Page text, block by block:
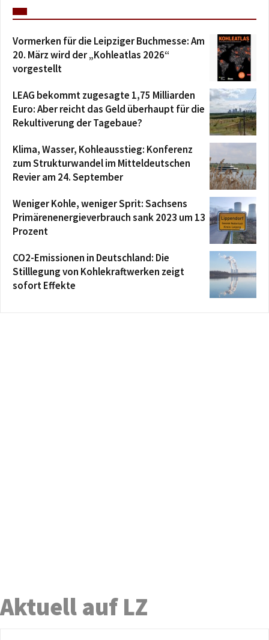
Vormerken für die Leipziger Buchmesse: Am
20. März wird der „Kohleatlas 2026“
vorgestellt
LEAG bekommt zugesagte 1,75 Milliarden
Euro: Aber reicht das Geld überhaupt für die
Rekultiverung der Tagebaue?
Klima, Wasser, Kohleausstieg: Konferenz
zum Strukturwandel im Mitteldeutschen
Revier am 24. September
Weniger Kohle, weniger Sprit: Sachsens
Primärenenergieverbrauch sank 2023 um 13
Prozent
CO2-Emissionen in Deutschland: Die
Stilllegung von Kohlekraftwerken zeigt
sofort Effekte
Aktuell auf LZ